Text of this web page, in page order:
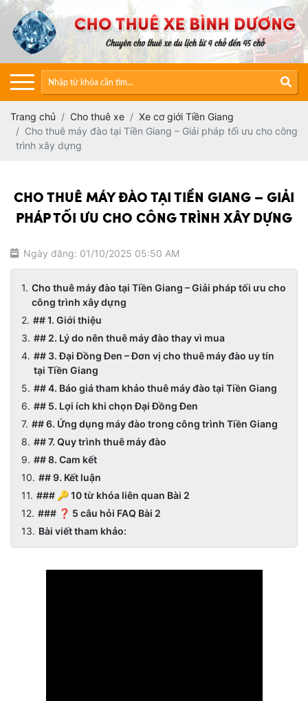
Trang chủ Cho thuê xe
Xe cơ giới Tiền Giang
Cho thuê máy đào tại Tiền Giang – Giải pháp tối ưu cho công
trình xây dựng
CHO THUÊ MÁY ĐÀO TẠI TIỀN GIANG – GIẢI
PHÁP TỐI ƯU CHO CÔNG TRÌNH XÂY DỰNG
Ngày đăng: 01/10/2025 05:50 AM
Cho thuê máy đào tại Tiền Giang – Giải pháp tối ưu cho
công trình xây dựng
## 1. Giới thiệu
## 2. Lý do nên thuê máy đào thay vì mua
## 3. Đại Đồng Đen – Đơn vị cho thuê máy đào uy tín
tại Tiền Giang
## 4. Báo giá tham khảo thuê máy đào tại Tiền Giang
## 5. Lợi ích khi chọn Đại Đồng Đen
## 6. Ứng dụng máy đào trong công trình Tiền Giang
## 7. Quy trình thuê máy đào
## 8. Cam kết
## 9. Kết luận
### 🔑 10 từ khóa liên quan Bài 2
### ❓ 5 câu hỏi FAQ Bài 2
Bài viết tham khảo: